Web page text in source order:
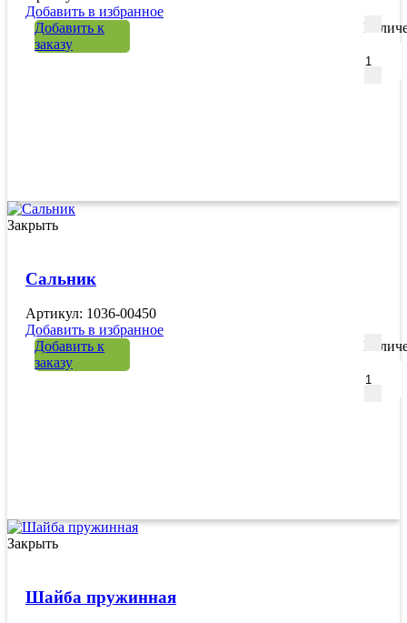
Добавить в избранное
Добавить к
заказу
Закрыть
Сальник
Артикул: 1036-00450
Добавить в избранное
Добавить к
заказу
Закрыть
Шайба пружинная